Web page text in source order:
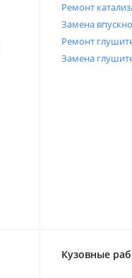
Ремонт
Замена
Ремонт
Замена
Кузовные